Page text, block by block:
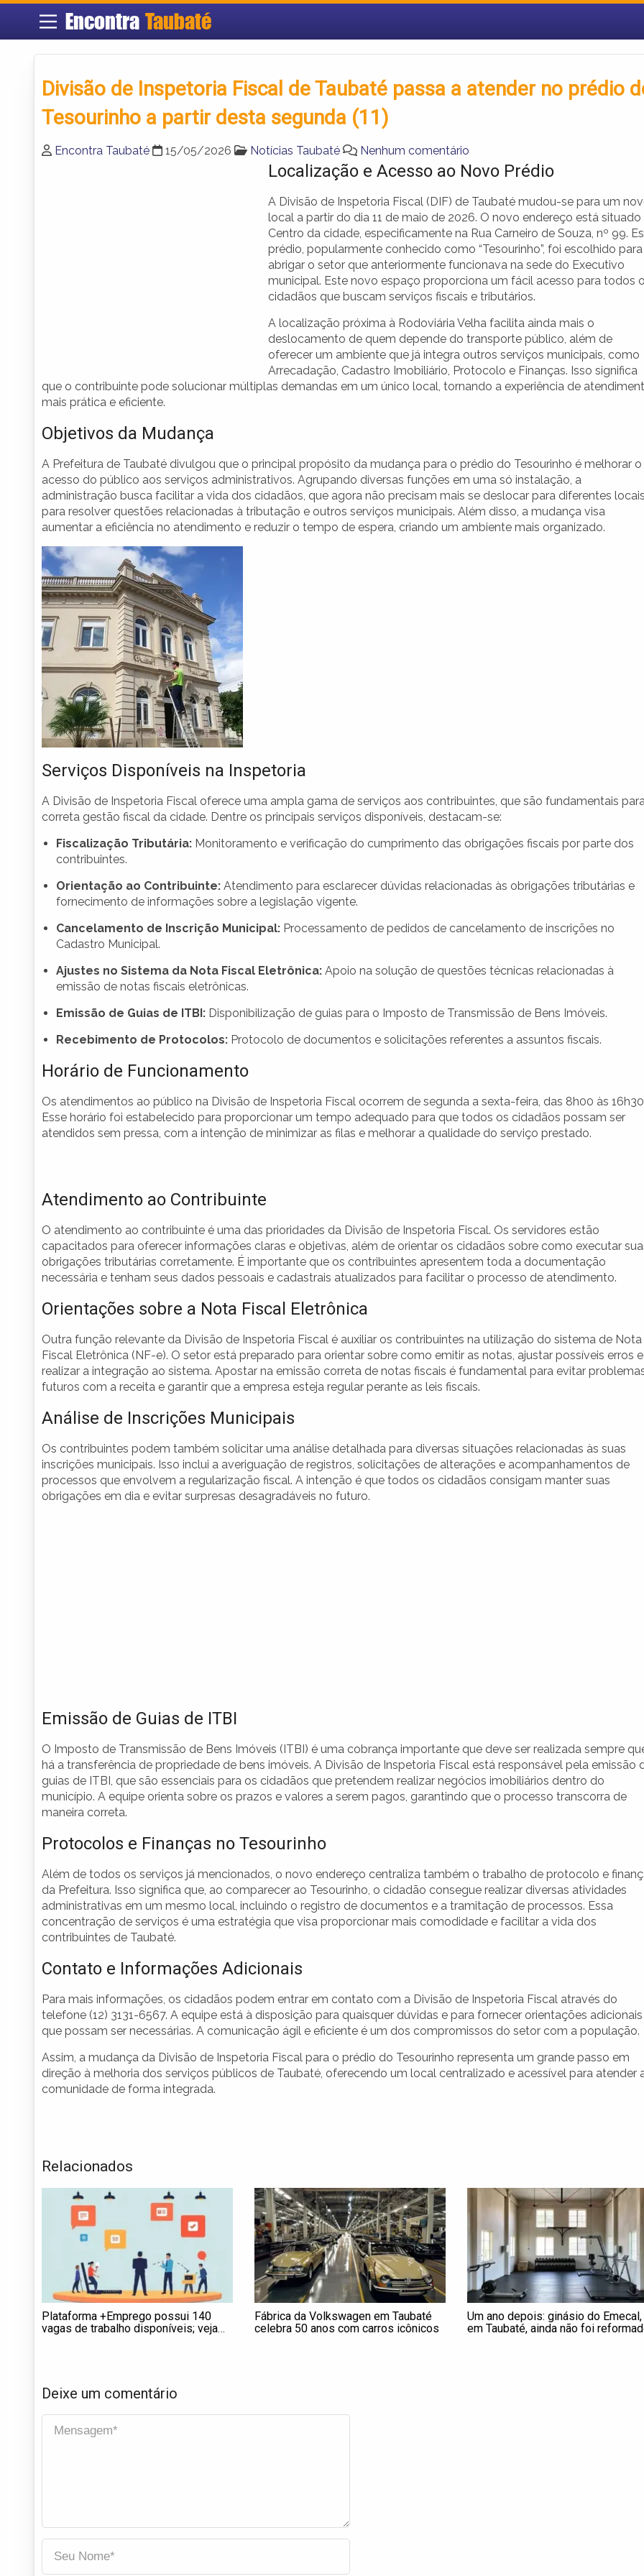
Encontra Taubaté
Divisão de Inspetoria Fiscal de Taubaté passa a atender no prédio
Tesourinho a partir desta segunda (11)
Encontra Taubaté 15/05/2026 Notícias Taubaté Nenhum comentário
Localização e Acesso ao Novo Prédio
A Divisão de Inspetoria Fiscal (DIF) de Taubaté mudou-se para um
local a partir do dia 11 de maio de 2026. O novo endereço está situado
Centro da cidade, especificamente na Rua Carneiro de Souza, nº 99.
prédio, popularmente conhecido como “Tesourinho”, foi escolhido para
abrigar o setor que anteriormente funcionava na sede do Executivo
municipal. Este novo espaço proporciona um fácil acesso para todos
cidadãos que buscam serviços fiscais e tributários.
A localização próxima à Rodoviária Velha facilita ainda mais o
deslocamento de quem depende do transporte público, além de
oferecer um ambiente que já integra outros serviços municipais, como
Arrecadação, Cadastro Imobiliário, Protocolo e Finanças. Isso significa
que o contribuinte pode solucionar múltiplas demandas em um único local, tornando a experiência de
mais prática e eficiente.
Objetivos da Mudança
A Prefeitura de Taubaté divulgou que o principal propósito da mudança para o prédio do Tesourinho é melhorar o
acesso do público aos serviços administrativos. Agrupando diversas funções em uma só instalação, a
administração busca facilitar a vida dos cidadãos, que agora não precisam mais se deslocar para diferentes
para resolver questões relacionadas à tributação e outros serviços municipais. Além disso, a mudança visa
aumentar a eficiência no atendimento e reduzir o tempo de espera, criando um ambiente mais organizado.
Serviços Disponíveis na Inspetoria
A Divisão de Inspetoria Fiscal oferece uma ampla gama de serviços aos contribuintes, que são fundamentais
correta gestão fiscal da cidade. Dentre os principais serviços disponíveis, destacam-se:
Fiscalização Tributária: Monitoramento e verificação do cumprimento das obrigações fiscais por parte dos
contribuintes.
Orientação ao Contribuinte: Atendimento para esclarecer dúvidas relacionadas às obrigações tributárias e
fornecimento de informações sobre a legislação vigente.
Cancelamento de Inscrição Municipal: Processamento de pedidos de cancelamento de inscrições no
Cadastro Municipal.
Ajustes no Sistema da Nota Fiscal Eletrônica: Apoio na solução de questões técnicas relacionadas à
emissão de notas fiscais eletrônicas.
Emissão de Guias de ITBI: Disponibilização de guias para o Imposto de Transmissão de Bens Imóveis.
Recebimento de Protocolos: Protocolo de documentos e solicitações referentes a assuntos fiscais.
Horário de Funcionamento
Os atendimentos ao público na Divisão de Inspetoria Fiscal ocorrem de segunda a sexta-feira, das 8h00 às
Esse horário foi estabelecido para proporcionar um tempo adequado para que todos os cidadãos possam ser
atendidos sem pressa, com a intenção de minimizar as filas e melhorar a qualidade do serviço prestado.
Atendimento ao Contribuinte
O atendimento ao contribuinte é uma das prioridades da Divisão de Inspetoria Fiscal. Os servidores estão
capacitados para oferecer informações claras e objetivas, além de orientar os cidadãos sobre como executar
obrigações tributárias corretamente. É importante que os contribuintes apresentem toda a documentação
necessária e tenham seus dados pessoais e cadastrais atualizados para facilitar o processo de atendimento.
Orientações sobre a Nota Fiscal Eletrônica
Outra função relevante da Divisão de Inspetoria Fiscal é auxiliar os contribuintes na utilização do sistema de Nota
Fiscal Eletrônica (NF-e). O setor está preparado para orientar sobre como emitir as notas, ajustar possíveis erros e
realizar a integração ao sistema. Apostar na emissão correta de notas fiscais é fundamental para evitar
futuros com a receita e garantir que a empresa esteja regular perante as leis fiscais.
Análise de Inscrições Municipais
Os contribuintes podem também solicitar uma análise detalhada para diversas situações relacionadas às suas
inscrições municipais. Isso inclui a averiguação de registros, solicitações de alterações e acompanhamentos de
processos que envolvem a regularização fiscal. A intenção é que todos os cidadãos consigam manter suas
obrigações em dia e evitar surpresas desagradáveis no futuro.
Emissão de Guias de ITBI
O Imposto de Transmissão de Bens Imóveis (ITBI) é uma cobrança importante que deve ser realizada sempre
há a transferência de propriedade de bens imóveis. A Divisão de Inspetoria Fiscal está responsável pela emissão
guias de ITBI, que são essenciais para os cidadãos que pretendem realizar negócios imobiliários dentro do
município. A equipe orienta sobre os prazos e valores a serem pagos, garantindo que o processo transcorra de
maneira correta.
Protocolos e Finanças no Tesourinho
Além de todos os serviços já mencionados, o novo endereço centraliza também o trabalho de protocolo e
da Prefeitura. Isso significa que, ao comparecer ao Tesourinho, o cidadão consegue realizar diversas atividades
administrativas em um mesmo local, incluindo o registro de documentos e a tramitação de processos. Essa
concentração de serviços é uma estratégia que visa proporcionar mais comodidade e facilitar a vida dos
contribuintes de Taubaté.
Contato e Informações Adicionais
Para mais informações, os cidadãos podem entrar em contato com a Divisão de Inspetoria Fiscal através do
telefone (12) 3131-6567. A equipe está à disposição para quaisquer dúvidas e para fornecer orientações adicionais
que possam ser necessárias. A comunicação ágil e eficiente é um dos compromissos do setor com a população.
Assim, a mudança da Divisão de Inspetoria Fiscal para o prédio do Tesourinho representa um grande passo em
direção à melhoria dos serviços públicos de Taubaté, oferecendo um local centralizado e acessível para atender
comunidade de forma integrada.
Relacionados
Plataforma +Emprego possui 140
vagas de trabalho disponíveis; veja
Fábrica da Volkswagen em Taubaté
celebra 50 anos com carros icônicos
Um ano depois: ginásio do Emecal,
em Taubaté, ainda não foi
Deixe um comentário